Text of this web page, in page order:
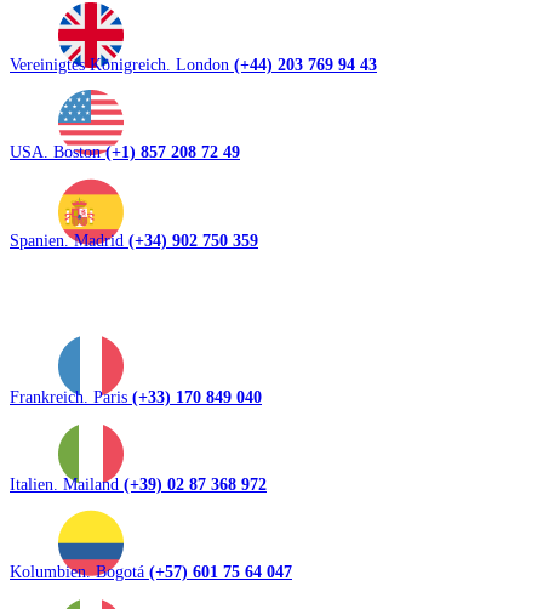
Vereinigtes Königreich. London (+44) 203 769 94 43
USA. Boston(+1) 857 208 72 49
Spanien. Madrid (+34) 902 750 359
Frankreich. Paris (+33) 170 849 040
Italien. Mailand (+39) 02 87 368 972
Kolumbien. Bogotá (+57) 601 75 64 047